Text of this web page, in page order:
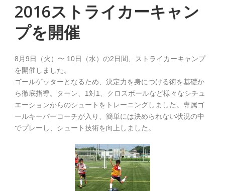
2016ストライカーキャン
プを開催
8月9日（火）〜 10日（水）の2日間、ストライカーキャンプ
を開催しました。
ゴールゲッターとなるため、決定力を身につける術を基礎か
ら徹底指導。ターン、1対1、クロスボールなど様々なシチュ
エーションからのシュートをトレーニングしました。専属ゴ
ールキーパーコーチが入り、簡単には決められない状況の中
でプレーし、シュート技術を向上しました。